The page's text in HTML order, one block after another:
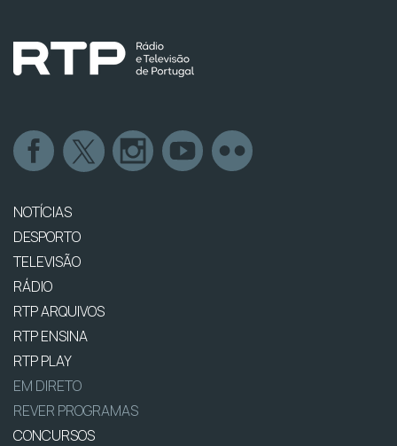
NOTÍCIAS
DESPORTO
TELEVISÃO
RÁDIO
RTP ARQUIVOS
RTP ENSINA
RTP PLAY
EM DIRETO
REVER PROGRAMAS
CONCURSOS